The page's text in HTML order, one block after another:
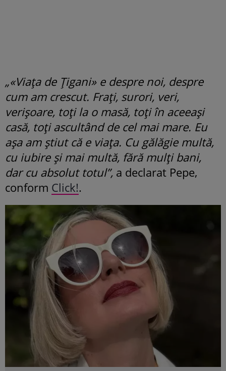
„«Viața de Țigani» e despre noi, despre
cum am crescut. Frați, surori, veri,
verișoare, toți la o masă, toți în aceeași
casă, toți ascultând de cel mai mare. Eu
așa am știut că e viața. Cu gălăgie multă,
cu iubire și mai multă, fără mulți bani,
dar cu absolut totul”, a declarat Pepe,
conform Click!.